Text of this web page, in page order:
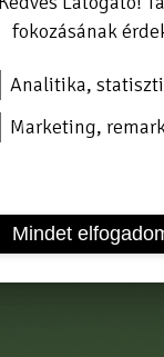
mérete: 1500
145*93,5
5
kis súlya miatt
dekoratív
A
fokozásának
Analitika,
Marketing,
Mindet